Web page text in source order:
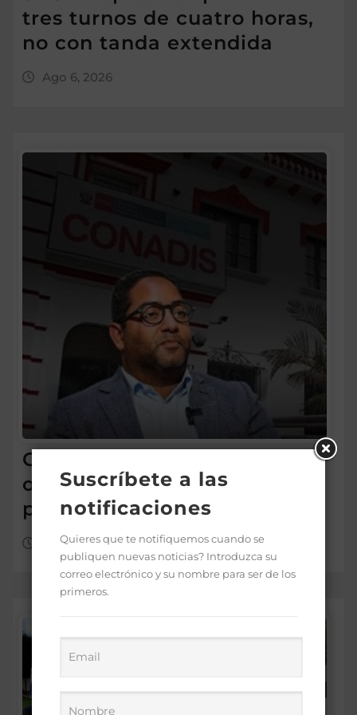
tres turnos de cuatro horas,
no con tanda extendida
Ago 6, 2026
Conadis logra el gobierno
otorgue pensiones solidarias
por discapacidad
Ago 6, 2026
Suscríbete a las
notificaciones
Quieres que te notifiquemos cuando se
publiquen nuevas noticias? Introduzca su
correo electrónico y su nombre para ser de los
primeros.